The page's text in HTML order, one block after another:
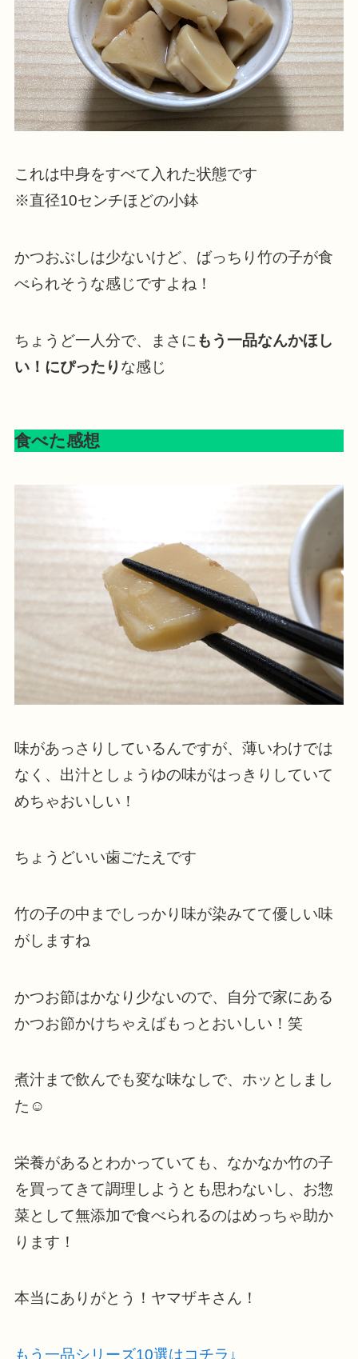
これは中身をすべて入れた状態です
※直径10センチほどの小鉢
かつおぶしは少ないけど、ばっちり竹の子が食
べられそうな感じですよね！
ちょうど一人分で、まさに もう一品なんかほし
い！にぴったり な感じ
食べた感想
味があっさりしているんですが、薄いわけでは
なく、出汁としょうゆの味がはっきりしていて
めちゃおいしい！
ちょうどいい歯ごたえです
竹の子の中までしっかり味が染みてて優しい味
がしますね
かつお節はかなり少ないので、自分で家にある
かつお節かけちゃえばもっとおいしい！笑
煮汁まで飲んでも変な味なしで、ホッとしまし
た☺️
栄養があるとわかっていても、なかなか竹の子
を買ってきて調理しようとも思わないし、お惣
菜として無添加で食べられるのはめっちゃ助か
ります！
本当にありがとう！ヤマザキさん！
もう一品シリーズ10選はコチラ↓